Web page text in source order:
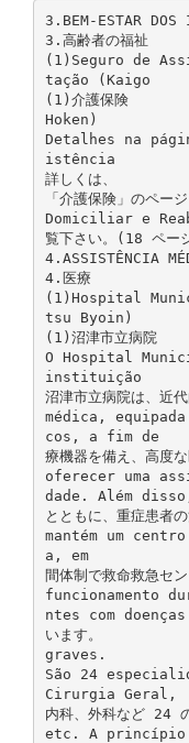
3.BEM-ESTAR
3.高齢者の福祉
(1)Seguro de
tação (Kaigo
(1)介護保険
Hoken)
Detalhes na
istência
詳しくは、
「介護保険」のペー
Domiciliar e
覧下さい。(18 ペー
4.ASSISTÊNCIA
4.医療
(1)Hospital
tsu Byoin)
(1)沼津市立病院
O Hospital
instituição
沼津市立病院は、近
médica,
cos, a fim de
療機器を備え、高度
oferecer uma
dade. Além
とともに、重症患者
mantém um
a, em
間体制で救命救急セ
funcionamento
ntes com doenças
います。
graves.
São 24
Cirurgia Geral,
内科、外科など 24
etc. A princípio